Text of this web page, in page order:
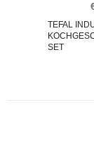
TEFAL
SET